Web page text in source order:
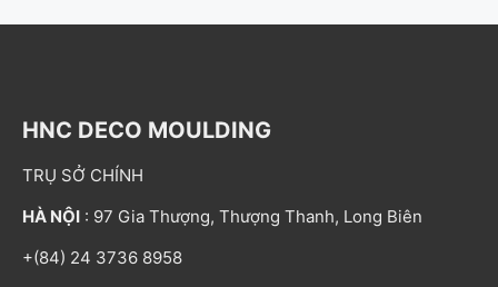
HNC DECO MOULDING
TRỤ SỞ CHÍNH
HÀ NỘI : 97 Gia Thượng, Thượng Thanh, Long Biên
+(84) 24 3736 8958